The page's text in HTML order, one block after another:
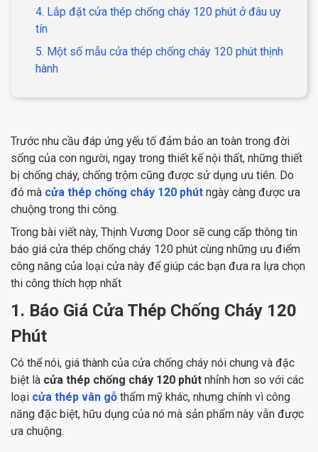
4. Lắp đặt cửa thép chống cháy 120 phút ở đâu uy
tín
5. Một số mẫu cửa thép chống cháy 120 phút thịnh
hành
Trước nhu cầu đáp ứng yếu tố đảm bảo an toàn trong đời
sống của con người, ngay trong thiết kế nội thất, những thiết
bị chống cháy, chống trộm cũng được sử dụng ưu tiên. Do
đó mà cửa thép chống cháy 120 phút ngày càng được ưa
chuộng trong thi công.
Trong bài viết này, Thịnh Vương Door sẽ cung cấp thông tin
báo giá cửa thép chống cháy 120 phút cùng những ưu điểm
công năng của loại cửa này để giúp các bạn đưa ra lựa chọn
thi công thích hợp nhất
1. Báo Giá Cửa Thép Chống Cháy 120
Phút
Có thể nói, giá thành của cửa chống cháy nói chung và đặc
biệt là cửa thép chống cháy 120 phút nhỉnh hơn so với các
loại cửa thép vân gỗ thẩm mỹ khác, nhưng chính vì công
năng đặc biệt, hữu dụng của nó mà sản phẩm này vẫn được
ưa chuộng.